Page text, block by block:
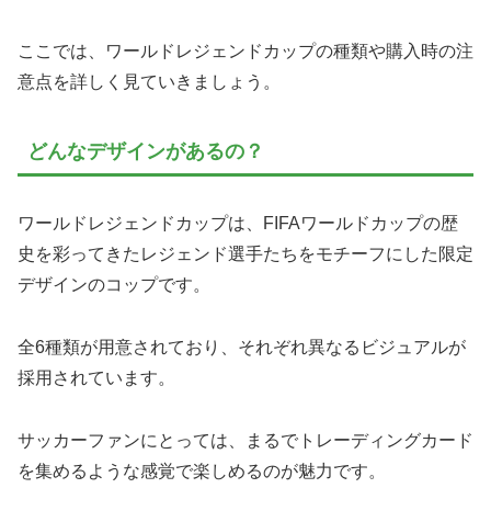
ここでは、ワールドレジェンドカップの種類や購入時の注
意点を詳しく見ていきましょう。
どんなデザインがあるの？
ワールドレジェンドカップは、FIFAワールドカップの歴
史を彩ってきたレジェンド選手たちをモチーフにした限定
デザインのコップです。
全6種類が用意されており、それぞれ異なるビジュアルが
採用されています。
サッカーファンにとっては、まるでトレーディングカード
を集めるような感覚で楽しめるのが魅力です。